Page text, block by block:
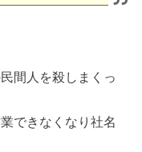
間人を殺しまくっ
できなくなり社名